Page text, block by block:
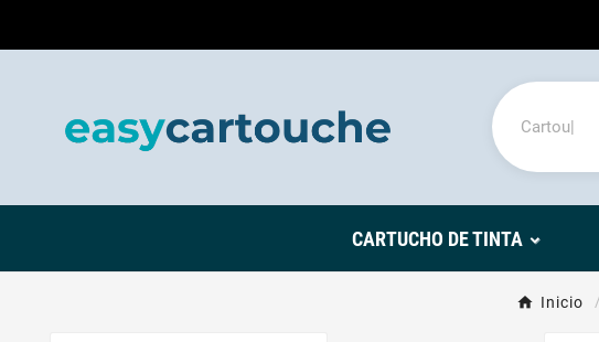
CARTUCHO DE TINTA
Inicio